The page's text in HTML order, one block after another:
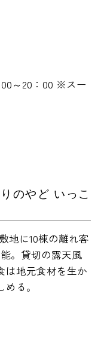
00～20：00 ※スー
のやど いっこ
地に10棟の離れ客
。貸切の露天風
は地元食材を生か
る。